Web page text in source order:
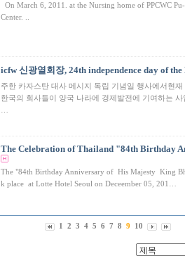
On March 6, 2011. at the Nursing home of PPCWC
Center. ..
icfw 신광열회장, 24th independence day of
주한 카자스탄 대사 메시지 독립 기념일 행사에서현
한국의 회사들이 양국 나라에 경제발전에 기여하는
The Celebration of Thailand "84th Birthday
The "84th Birthday Anniversary of His Majesty King
k place at Lotte Hotel Seoul on Deceember 05, 201…
1 2 3 4 5 6 7 8 9 10